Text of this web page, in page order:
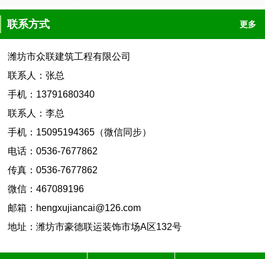
联系方式 更多
潍坊市众联建筑工程有限公司
联系人：张总
手机：13791680340
联系人：李总
手机：15095194365（微信同步）
电话：0536-7677862
传真：0536-7677862
微信：467089196
邮箱：hengxujiancai@126.com
地址：潍坊市豪德联运装饰市场A区132号